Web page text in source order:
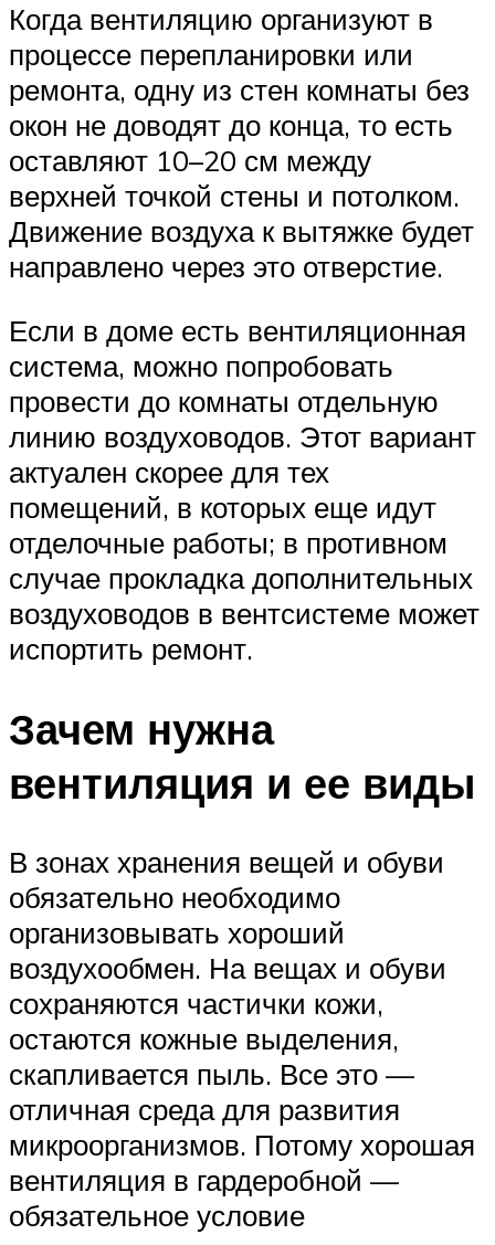
Когда вентиляцию организуют в
процессе перепланировки или
ремонта, одну из стен комнаты без
окон не доводят до конца, то есть
оставляют 10–20 см между
верхней точкой стены и потолком.
Движение воздуха к вытяжке будет
направлено через это отверстие.
Если в доме есть вентиляционная
система, можно попробовать
провести до комнаты отдельную
линию воздуховодов. Этот вариант
актуален скорее для тех
помещений, в которых еще идут
отделочные работы; в противном
случае прокладка дополнительных
воздуховодов в вентсистеме может
испортить ремонт.
Зачем нужна
вентиляция и ее виды
В зонах хранения вещей и обуви
обязательно необходимо
организовывать хороший
воздухообмен. На вещах и обуви
сохраняются частички кожи,
остаются кожные выделения,
скапливается пыль. Все это —
отличная среда для развития
микроорганизмов. Потому хорошая
вентиляция в гардеробной —
обязательное условие